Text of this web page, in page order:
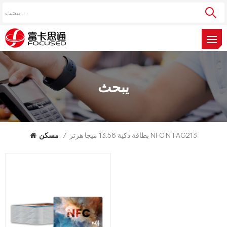
يبحث
مسكن / بطاقة ذكية 13.56 ميجا هرتز NFC NTAG213